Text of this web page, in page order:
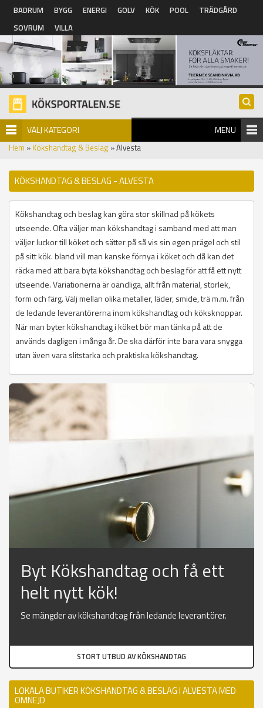
Hoppa till huvudinnehåll
BADRUM BYGG ENERGI GOLV KÖK POOL
TRÄDGÅRD
SOVRUM
VILLA
VÄLJ KATEGORI MENU
Hem » Kökshandtag & Beslag » Alvesta
KÖKSHANDTAG & BESLAG - ALVESTA
Kökshandtag och beslag kan göra stor skillnad på kökets
utseende. Ofta väljer man kökshandtag i samband med att man
väljer luckor till köket och sätter på så vis sin egen prägel och stil
på sitt kök. bland vill man kanske förnya i köket och då kan det
räcka med att bara byta kökshandtag och beslag för att få ett nytt
utseende. Variationerna är oändliga, allt från material, storlek,
form och färg. Välj mellan olika metaller, läder, smide, trä m.m. från
de ledande leverantörerna inom kökshandtag och köksknoppar.
När man byter kökshandtag i köket bör man tänka på att de
används dagligen i många år. De ska därför inte bara vara snygga
utan även vara slitstarka och praktiska kökshandtag.
Byt Kökshandtag och få ett
helt nytt kök!
Se mängder av kökshandtag från ledande leverantörer.
STORT UTBUD AV KÖKSHANDTAG
LOKALA BUTIKER KÖKSHANDTAG & BESLAG I ALVESTA MED
OMNEJD